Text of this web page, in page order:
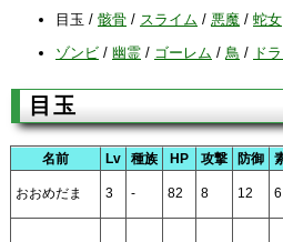
目玉 / 骸骨 / スライム / 悪魔 / 蛇女
ゾンビ / 幽霊 / ゴーレム / 鳥 / ド
目玉
名前 Lv 種族 HP 攻撃 防御
おおめだま 3 - 82 8 12 6